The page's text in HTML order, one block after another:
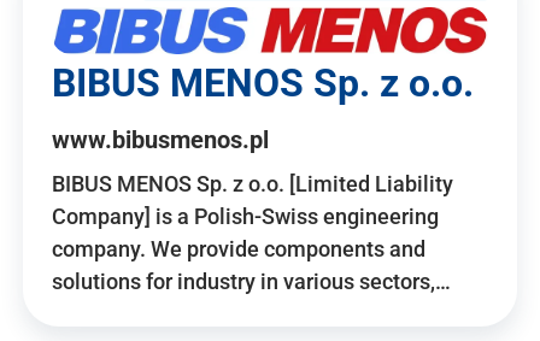
BIBUS MENOS Sp. z o.o.
www.bibusmenos.pl
BIBUS MENOS Sp. z o.o. [Limited Liability
Company] is a Polish-Swiss engineering
company. We provide components and
solutions for industry in various sectors,…